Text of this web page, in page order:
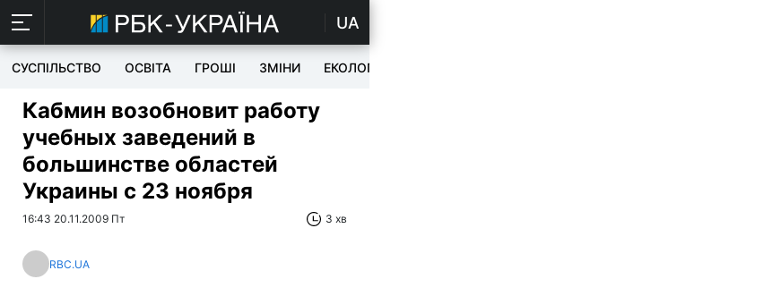
UA
СУСПІЛЬСТВО ОСВІТА ГРОШІ ЗМІНИ ЕКОЛОГІЯ
Кабмин возобновит работу
учебных заведений в
большинстве областей
Украины с 23 ноября
16:43 20.11.2009 Пт 3 хв
RBC.UA